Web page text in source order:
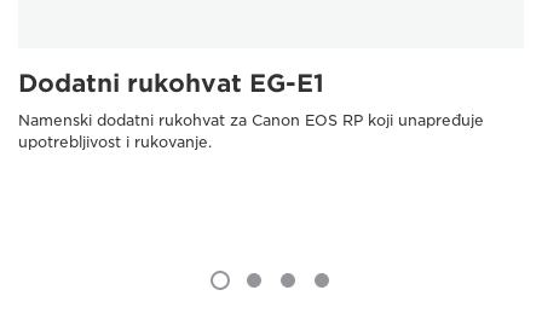
Dodatni rukohvat EG-E1
Namenski dodatni rukohvat za Canon EOS RP koji unapređuje
upotrebljivost i rukovanje.